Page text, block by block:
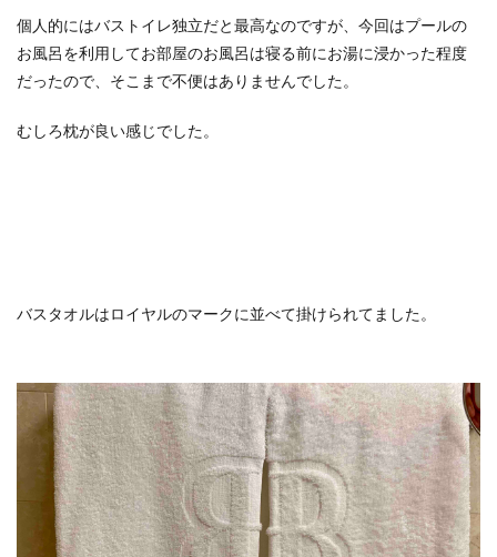
個人的にはバストイレ独立だと最高なのですが、今回はプールの
お風呂を利用してお部屋のお風呂は寝る前にお湯に浸かった程度
だったので、そこまで不便はありませんでした。
むしろ枕が良い感じでした。
バスタオルはロイヤルのマークに並べて掛けられてました。